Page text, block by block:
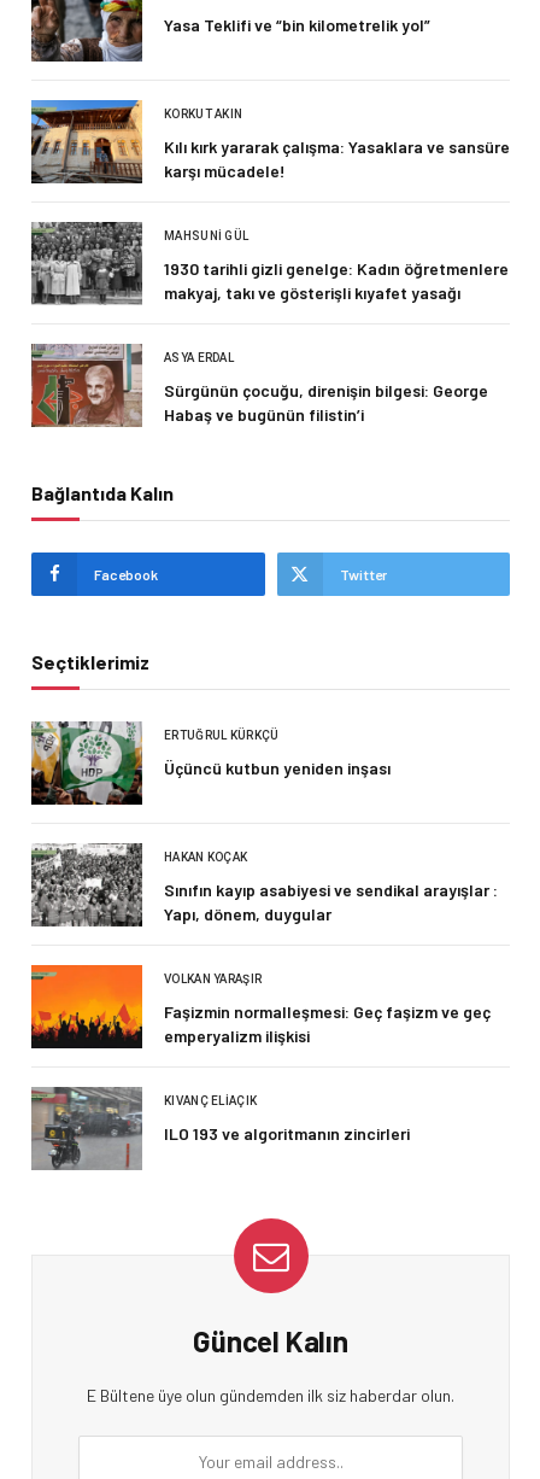
Yasa Teklifi ve “bin kilometrelik yol”
KORKUT AKIN
Kılı kırk yararak çalışma: Yasaklara ve sansüre
karşı mücadele!
MAHSUNI GÜL
1930 tarihli gizli genelge: Kadın öğretmenlere
makyaj, takı ve gösterişli kıyafet yasağı
ASYA ERDAL
Sürgünün çocuğu, direnişin bilgesi: George
Habaş ve bugünün filistin’i
Bağlantıda Kalın
Facebook Twitter
Seçtiklerimiz
ERTUĞRUL KÜRKÇÜ
Üçüncü kutbun yeniden inşası
HAKAN KOÇAK
Sınıfın kayıp asabiyesi ve sendikal arayışlar :
Yapı, dönem, duygular
VOLKAN YARAŞIR
Faşizmin normalleşmesi: Geç faşizm ve geç
emperyalizm ilişkisi
KIVANÇ ELIAÇIK
ILO 193 ve algoritmanın zincirleri
Güncel Kalın
E Bültene üye olun gündemden ilk siz haberdar olun.